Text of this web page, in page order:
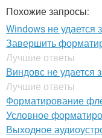
Похожие запросы:
Windows не
Завершить
Лучшие ответы
Виндовс не удается
Лучшие ответы
Форматирование
Условное
Выходное